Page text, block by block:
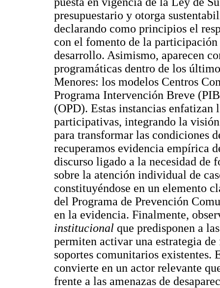
presupuestario y otorga
declarando como principios el
con el fomento de la
desarrollo. Asimismo, aparecen
programáticas dentro de los
Menores: los modelos Centros
Programa Intervención Breve
(OPD). Estas instancias
participativas, integrando la
para transformar las condiciones
recuperamos evidencia empírica
discurso ligado a la necesidad de
sobre la atención individual de
constituyéndose en un elemento
del Programa de Prevención
en la evidencia. Finalmente,
institucional que predisponen a
permiten activar una estrategia
soportes comunitarios existentes.
convierte en un actor relevante
frente a las amenazas de